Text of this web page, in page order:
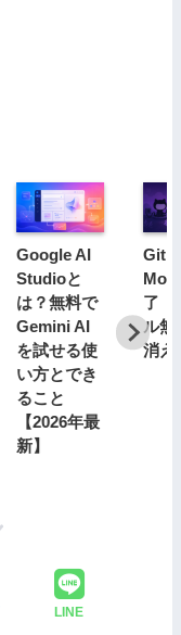
Google AI
Studioと
は？無料で
Gemini AI
を試せる使
い方とでき
ること
【2026年最
新】
了｜
ル無
消え
LINE